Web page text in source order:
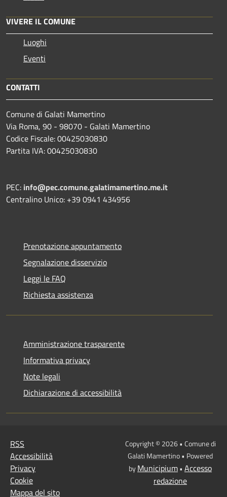
VIVERE IL COMUNE
Luoghi
Eventi
CONTATTI
Comune di Galati Mamertino
Via Roma, 90 - 98070 - Galati Mamertino
Codice Fiscale: 00425030830
Partita IVA: 00425030830
PEC: info@pec.comune.galatimamertino.me.it
Centralino Unico: +39 0941 434956
Prenotazione appuntamento
Segnalazione disservizio
Leggi le FAQ
Richiesta assistenza
Amministrazione trasparente
Informativa privacy
Note legali
Dichiarazione di accessibilità
RSS
Accessibilità
Privacy
Cookie
Mappa del sito
Copyright © 2026 • Comune di
Galati Mamertino • Powered
byMunicipium• Accesso
redazione